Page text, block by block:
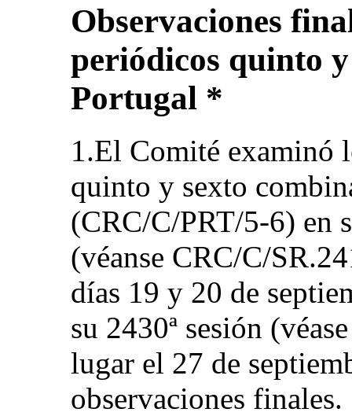
Observaciones
periódicos quinto
Portugal *
1.El Comité examinó
quinto y sexto
(CRC/C/PRT/5-6) en
(véanse CRC/C/
días 19 y 20 de
su 2430ª sesión
lugar el 27 de
observaciones finales.